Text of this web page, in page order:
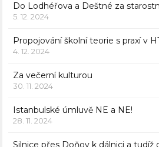
Do Lodhéřova a Deštné za
5. 12. 2024
Propojování školní teorie s praxí v
4. 12. 2024
Za večerní kulturou
30. 11. 2024
Istanbulské úmluvě NE a NE!
28. 11. 2024
Silnice přes Doňov k dálnici a tudíž